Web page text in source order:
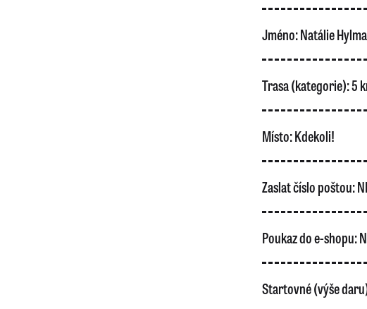
Jméno:Natálie
Trasa (kategorie):5
Místo:Kdekoli!
Zaslat číslo poštou:
Poukaz do e-shopu:
Startovné (výše